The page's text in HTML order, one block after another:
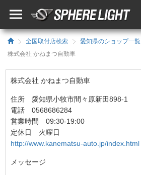
全国取付店検索
愛知県のショップ一覧
株式会社 かねまつ自動車
株式会社 かねまつ自動車
住所 愛知県小牧市間々原新田898-1
電話 0568686284
営業時間 09:30-19:00
定休日 火曜日
http://www.kanematsu-auto.jp/index.html
メッセージ